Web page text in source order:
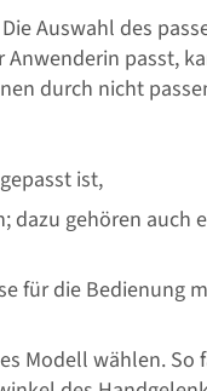
Auswahl des
passt,
durch nicht
ist,
gehören auch
für die Bedienung
Modell wählen. So